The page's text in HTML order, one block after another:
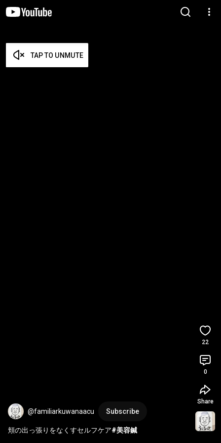
TAP TO UNMUTE
@familiarkuwanaacu Subscribe
頬の出っ張りをなくすセルフケア#美容鍼
22
0
Share